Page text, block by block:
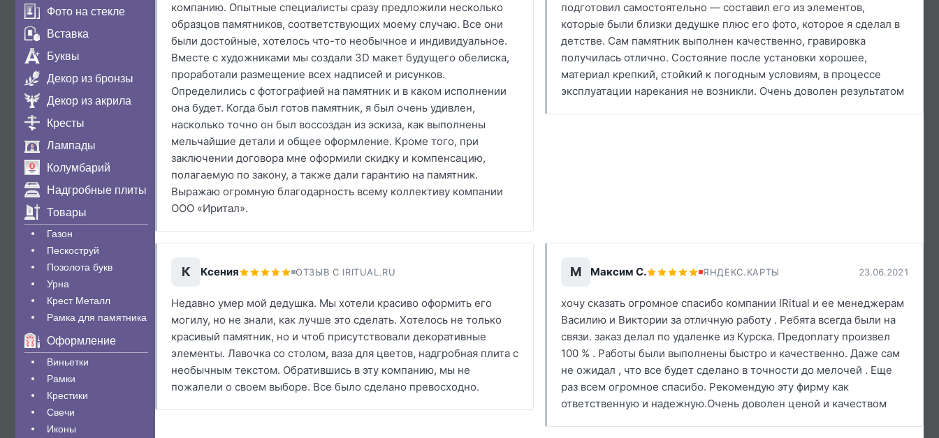
Фото на стекле
Вставка
Буквы
Декор из бронзы
Декор из акрила
Кресты
Лампады
Колумбарий
Надгробные плиты
Товары
Газон
Пескоструй
Позолота букв
Урна
Крест Металл
Рамка для памятника
Оформление
Виньетки
Рамки
Крестики
Свечи
Иконы
компанию. Опытные специалисты сразу предложили несколько
образцов памятников, соответствующих моему случаю. Все они
были достойные, хотелось что-то необычное и индивидуальное.
Вместе с художниками мы создали 3D макет будущего обелиска,
проработали размещение всех надписей и рисунков.
Определились с фотографией на памятник и в каком исполнении
она будет. Когда был готов памятник, я был очень удивлен,
насколько точно он был воссоздан из эскиза, как выполнены
мельчайшие детали и общее оформление. Кроме того, при
заключении договора мне оформили скидку и компенсацию,
полагаемую по закону, а также дали гарантию на памятник.
Выражаю огромную благодарность всему коллективу компании
ООО «Иритал».
подготовил самостоятельно — составил его из элементов,
которые были близки дедушке плюс его фото, которое я сделал в
детстве. Сам памятник выполнен качественно, гравировка
получилась отлично. Состояние после установки хорошее,
материал крепкий, стойкий к погодным условиям, в процессе
эксплуатации нарекания не возникли. Очень доволен результатом
К Ксения ОТЗЫВ С IRITUAL.RU
Недавно умер мой дедушка. Мы хотели красиво оформить его
могилу, но не знали, как лучше это сделать. Хотелось не только
красивый памятник, но и чтоб присутствовали декоративные
элементы. Лавочка со столом, ваза для цветов, надгробная плита с
необычным текстом. Обратившись в эту компанию, мы не
пожалели о своем выборе. Все было сделано превосходно.
М Максим С. ЯНДЕКС.КАРТЫ 23.06.2021
хочу сказать огромное спасибо компании IRitual и ее менеджерам
Василию и Виктории за отличную работу . Ребята всегда были на
связи. заказ делал по удаленке из Курска. Предоплату произвел
100 % . Работы были выполнены быстро и качественно. Даже сам
не ожидал , что все будет сделано в точности до мелочей . Еще
раз всем огромное спасибо. Рекомендую эту фирму как
ответственную и надежную.Очень доволен ценой и качеством